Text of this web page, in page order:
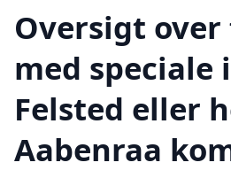
Oversigt
med speciale
Felsted eller
Aabenraa